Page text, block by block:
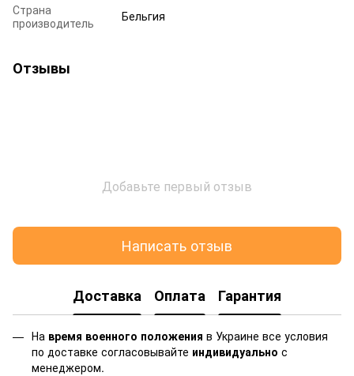
Страна
производитель
Бельгия
Отзывы
Добавьте первый отзыв
Написать отзыв
Доставка Оплата Гарантия
На время военного положения в Украине все условия
по доставке согласовывайте индивидуально с
менеджером.